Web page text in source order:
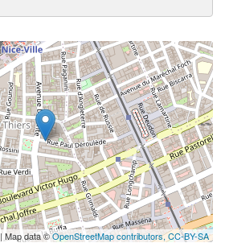
| Map data ©OpenStreetMap contributors,CC-BY-SA